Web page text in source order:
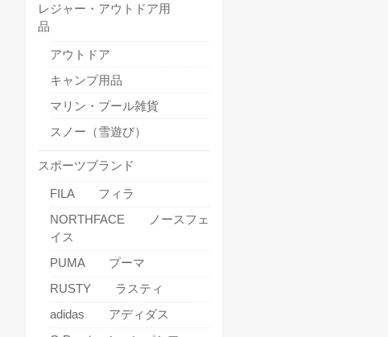
レジャー・アウトドア用
品
アウトドア
キャンプ用品
マリン・プール雑貨
スノー（雪遊び）
スポーツブランド
FILA フィラ
NORTHFACE ノースフェ
イス
PUMA プーマ
RUSTY ラスティ
adidas アディダス